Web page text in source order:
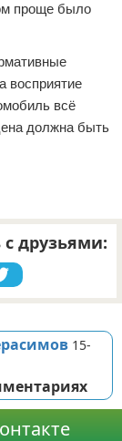
проще было
восприятие
всё
должна быть
с друзьями:
15-